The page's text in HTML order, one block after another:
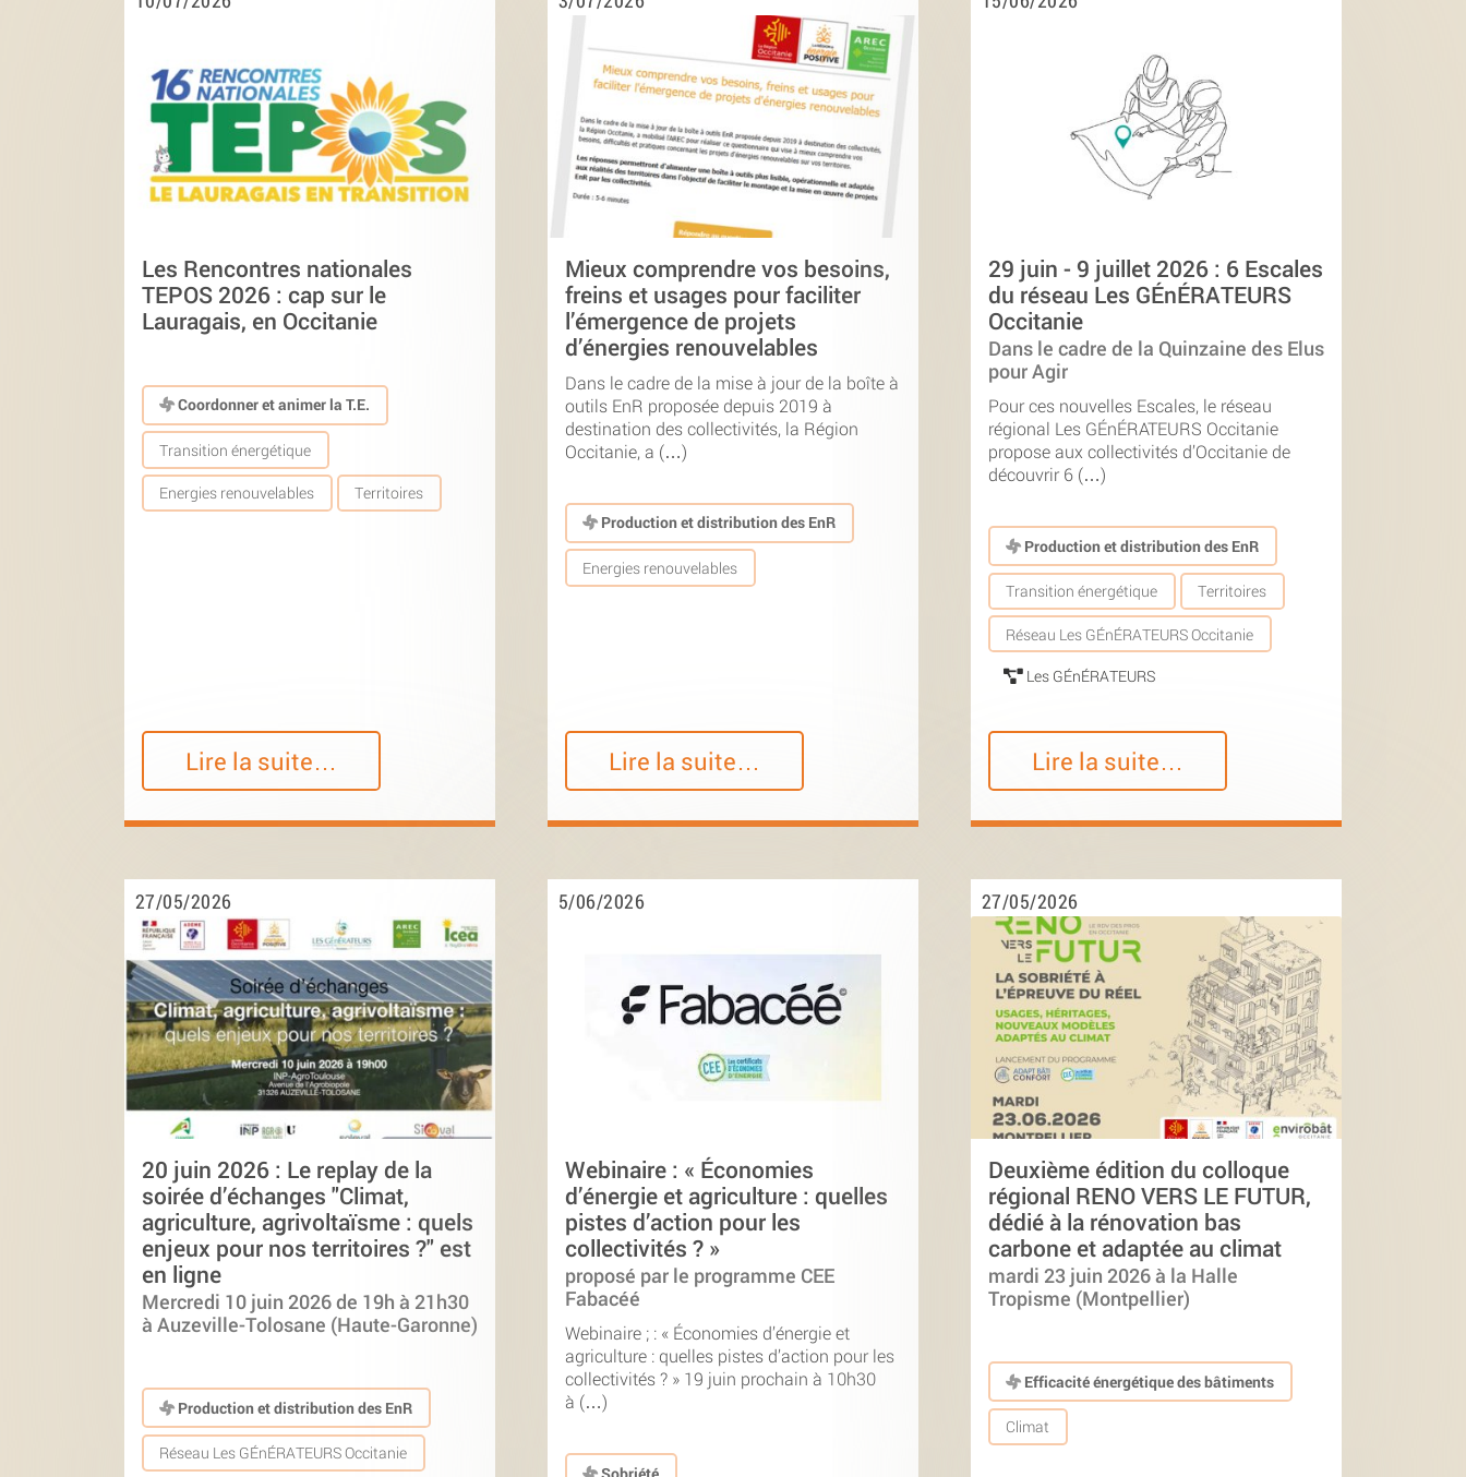
Les Rencontres nationales
TEPOS 2026 : cap sur le
Lauragais, en Occitanie
Coordonner et animer la T.E.
Transition énergétique
Energies renouvelables Territoires
Lire la suite…
Mieux comprendre vos besoins,
freins et usages pour faciliter
l’émergence de projets
d’énergies renouvelables
Dans le cadre de la mise à jour de la boîte à
outils EnR proposée depuis 2019 à
destination des collectivités, la Région
Occitanie, a (…)
Production et distribution des EnR
Energies renouvelables
Lire la suite…
29 juin - 9 juillet 2026 : 6 Escales
du réseau Les GÉnÉRATEURS
Occitanie
Dans le cadre de la Quinzaine des Elus
pour Agir
Pour ces nouvelles Escales, le réseau
régional Les GÉnÉRATEURS Occitanie
propose aux collectivités d’Occitanie de
découvrir 6 (…)
Production et distribution des EnR
Transition énergétique Territoires
Réseau Les GÉnÉRATEURS Occitanie
Les GÉnÉRATEURS
Lire la suite…
27/05/2026
20 juin 2026 : Le replay de la
soirée d’échanges "Climat,
agriculture, agrivoltaïsme : quels
enjeux pour nos territoires ?" est
en ligne
Mercredi 10 juin 2026 de 19h à 21h30
à Auzeville-Tolosane (Haute-Garonne)
Production et distribution des EnR
Réseau Les GÉnÉRATEURS Occitanie
5/06/2026
Webinaire : « Économies
d’énergie et agriculture : quelles
pistes d’action pour les
collectivités ? »
proposé par le programme CEE
Fabacéé
Webinaire ; : « Économies d’énergie et
agriculture : quelles pistes d’action pour les
collectivités ? » 19 juin prochain à 10h30
à (…)
27/05/2026
Deuxième édition du colloque
régional RENO VERS LE FUTUR,
dédié à la rénovation bas
carbone et adaptée au climat
mardi 23 juin 2026 à la Halle
Tropisme (Montpellier)
Efficacité énergétique des bâtiments
Climat